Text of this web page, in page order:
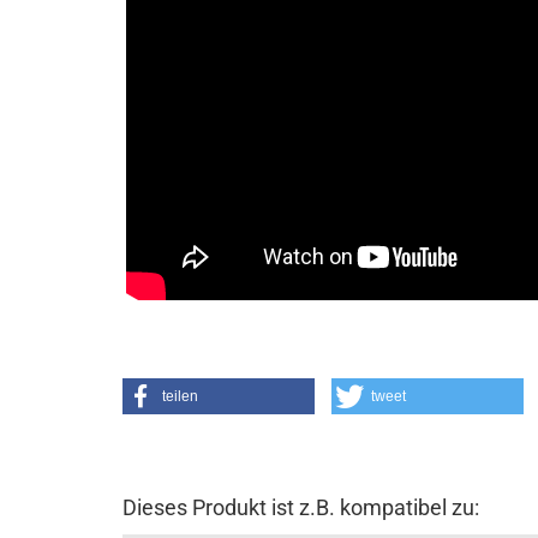
teilen tweet
Dieses Produkt ist z.B. kompatibel zu: